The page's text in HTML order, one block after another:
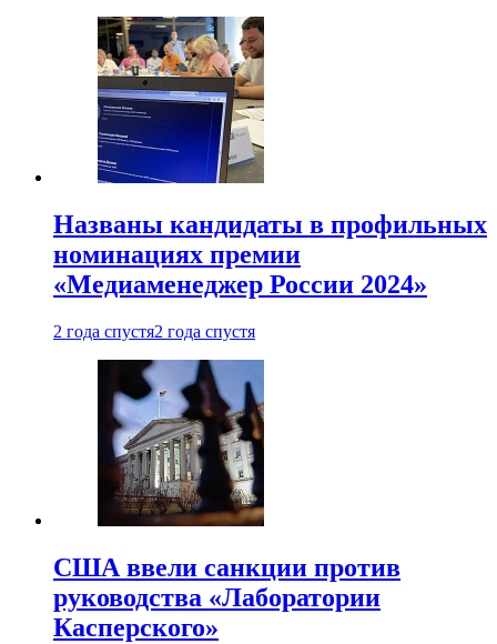
Названы кандидаты в профильных
номинациях премии
«Медиаменеджер России 2024»
2 года спустя2 года спустя
США ввели санкции против
руководства «Лаборатории
Касперского»